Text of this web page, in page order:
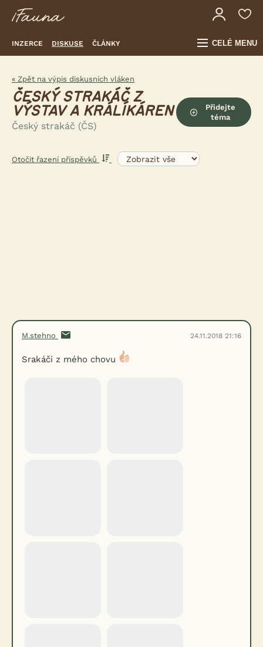
INZERCE DISKUSE ČLÁNKY CELÉ MENU
« Zpět na výpis diskusních vláken
ČESKÝ STRAKÁČ Z
VÝSTAV A KRÁLÍKÁREN
Český strakáč (ČS)
Přidejte
téma
Otočit řazení příspěvků
M.stehno 24.11.2018 21:16
Srakáči z mého chovu